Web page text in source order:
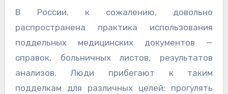
В России, к сожалению, довольно
распространена практика использования
поддельных медицинских документов —
справок, больничных листов, результатов
анализов. Люди прибегают к таким
подделкам для различных целей: прогулять